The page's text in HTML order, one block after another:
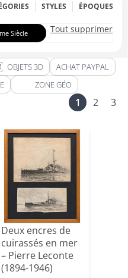
STYLES ÉPOQUES
Tout supprimer
Siècle
OBJETS 3D
ACHAT PAYPAL
ZONE GÉO
1 2 3
Deux encres de
cuirassés en mer
– Pierre Leconte
(1894-1946)